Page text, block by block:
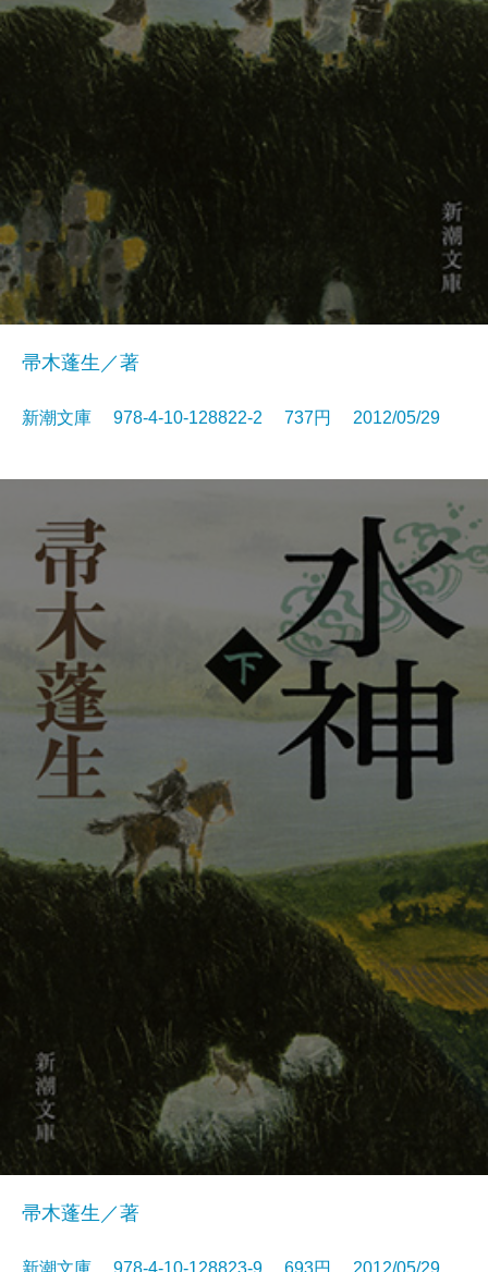
帚木蓬生／著
新潮文庫 978-4-10-128822-2 737円 2012/05/29
帚木蓬生／著
新潮文庫 978-4-10-128823-9 693円 2012/05/29